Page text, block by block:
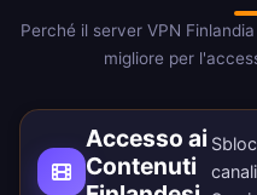
Perché il server VPN
migliore per
Accesso ai
Contenuti